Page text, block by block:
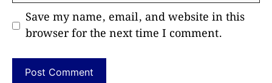
Save my name, email, and website in this
browser for the next time I comment.